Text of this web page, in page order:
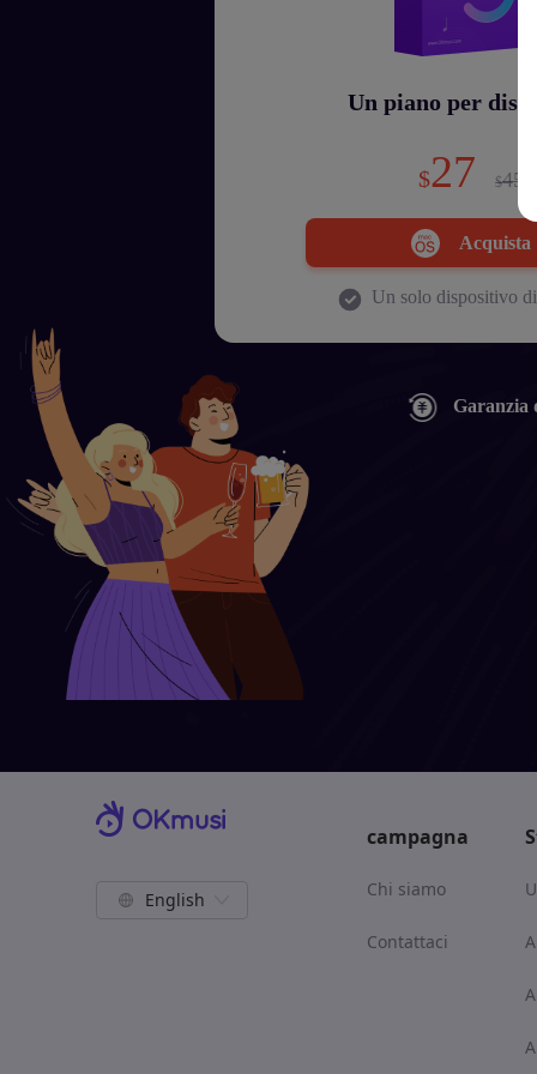
Un piano per
$27 $45
Acquista
Un solo dispositivo
Garanzia
English
campagna
Chi siamo
Contattaci